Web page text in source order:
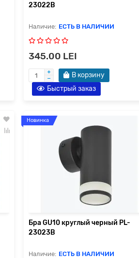
23022B
ЕСТЬ В НАЛИЧИИ
345.00 LEI
В корзину
Быстрый заказ
Новинка
Бра GU10 круглый черный PL-
23023B
ЕСТЬ В НАЛИЧИИ